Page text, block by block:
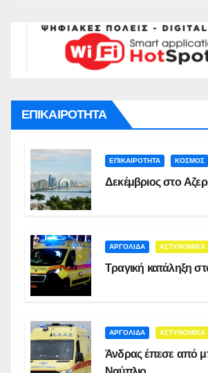
ΕΠΙΚΑΙΡΟΤΗΤΑ
ΕΠΙΚΑΙΡΟΤΗΤΑ ΚΟΣΜΟΣ
Δεκέμβριος στο
ΑΡΓΟΛΙΔΑ ΑΣΤΥΝΟΜΙΚΑ
Τραγική κατάληξη
ΑΡΓΟΛΙΔΑ ΑΣΤΥΝΟΜΙΚΑ
Άνδρας έπεσε από